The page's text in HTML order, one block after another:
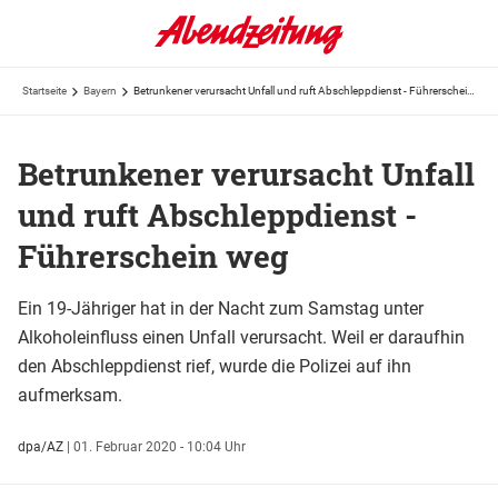
Startseite Bayern
Betrunkener verursacht Unfall
und ruft Abschleppdienst -
Führerschein weg
Ein 19-Jähriger hat in der Nacht zum Samstag unter
Alkoholeinfluss einen Unfall verursacht. Weil er daraufhin
den Abschleppdienst rief, wurde die Polizei auf ihn
aufmerksam.
dpa/AZ | 01. Februar 2020 - 10:04 Uhr